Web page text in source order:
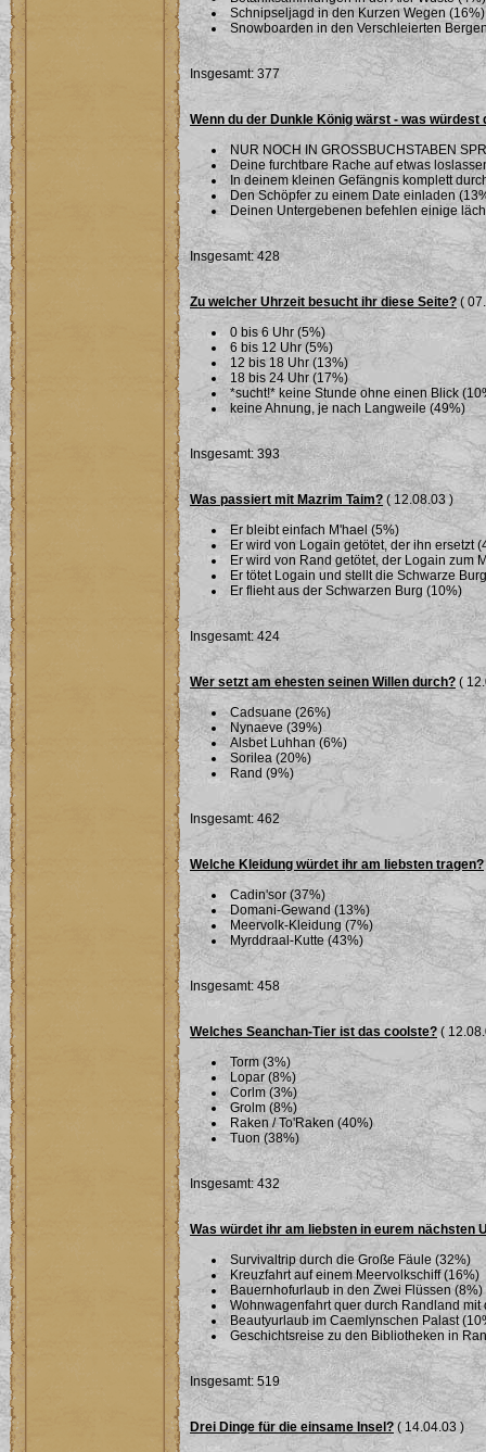
Schnipseljagd in den Kurzen Wegen (16%)
Snowboarden in den Verschleierten
Insgesamt: 377
Wenn du der Dunkle König wärst - was würdest
NUR NOCH IN GROSSBUCHSTABEN
Deine furchtbare Rache auf etwas
In deinem kleinen Gefängnis komplett
Den Schöpfer zu einem Date einladen
Deinen Untergebenen befehlen einige
Insgesamt: 428
Zu welcher Uhrzeit besucht ihr diese Seite? (
0 bis 6 Uhr (5%)
6 bis 12 Uhr (5%)
12 bis 18 Uhr (13%)
18 bis 24 Uhr (17%)
*sucht!* keine Stunde ohne einen Blick
keine Ahnung, je nach Langweile (49%)
Insgesamt: 393
Was passiert mit Mazrim Taim? ( 12.08.03 )
Er bleibt einfach M'hael (5%)
Er wird von Logain getötet, der ihn ersetzt
Er wird von Rand getötet, der Logain zum
Er tötet Logain und stellt die Schwarze
Er flieht aus der Schwarzen Burg (10%)
Insgesamt: 424
Wer setzt am ehesten seinen Willen durch? (
Cadsuane (26%)
Nynaeve (39%)
Alsbet Luhhan (6%)
Sorilea (20%)
Rand (9%)
Insgesamt: 462
Welche Kleidung würdet ihr am liebsten tragen?
Cadin'sor (37%)
Domani-Gewand (13%)
Meervolk-Kleidung (7%)
Myrddraal-Kutte (43%)
Insgesamt: 458
Welches Seanchan-Tier ist das coolste? (
Torm (3%)
Lopar (8%)
Corlm (3%)
Grolm (8%)
Raken / To'Raken (40%)
Tuon (38%)
Insgesamt: 432
Was würdet ihr am liebsten in eurem nächsten
Survivaltrip durch die Große Fäule (32%)
Kreuzfahrt auf einem Meervolkschiff (16%)
Bauernhofurlaub in den Zwei Flüssen (8%)
Wohnwagenfahrt quer durch Randland mit
Beautyurlaub im Caemlynschen Palast
Geschichtsreise zu den Bibliotheken in
Insgesamt: 519
Drei Dinge für die einsame Insel?( 14.04.03 )